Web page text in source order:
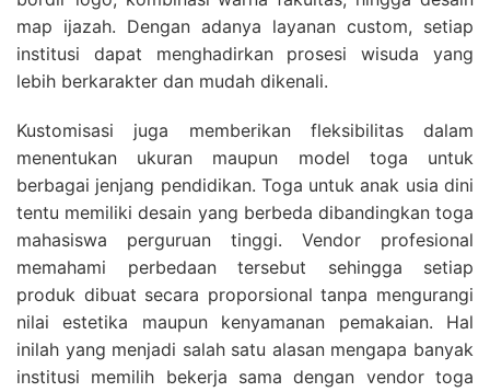
map ijazah. Dengan adanya layanan custom, setiap
institusi dapat menghadirkan prosesi wisuda yang
lebih berkarakter dan mudah dikenali.
Kustomisasi juga memberikan fleksibilitas dalam
menentukan ukuran maupun model toga untuk
berbagai jenjang pendidikan. Toga untuk anak usia dini
tentu memiliki desain yang berbeda dibandingkan toga
mahasiswa perguruan tinggi. Vendor profesional
memahami perbedaan tersebut sehingga setiap
produk dibuat secara proporsional tanpa mengurangi
nilai estetika maupun kenyamanan pemakaian. Hal
inilah yang menjadi salah satu alasan mengapa banyak
institusi memilih bekerja sama dengan vendor toga